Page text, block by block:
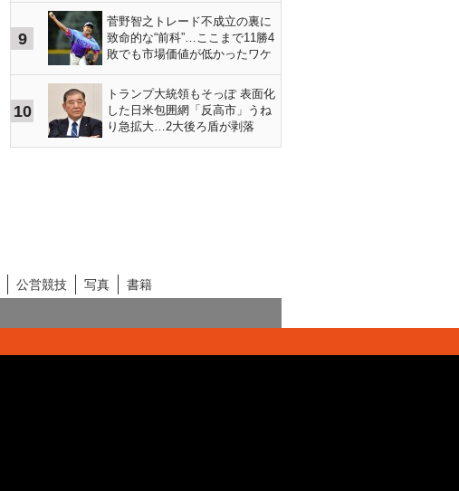
9
菅野智之トレード不成立の裏に
致命的な“前科”…ここまで11勝4
敗でも市場価値が低かったワケ
10
トランプ大統領もそっぽ 表面化
した日米包囲網「反高市」うね
り急拡大…2大後ろ盾が剥落
公営競技 写真
書籍